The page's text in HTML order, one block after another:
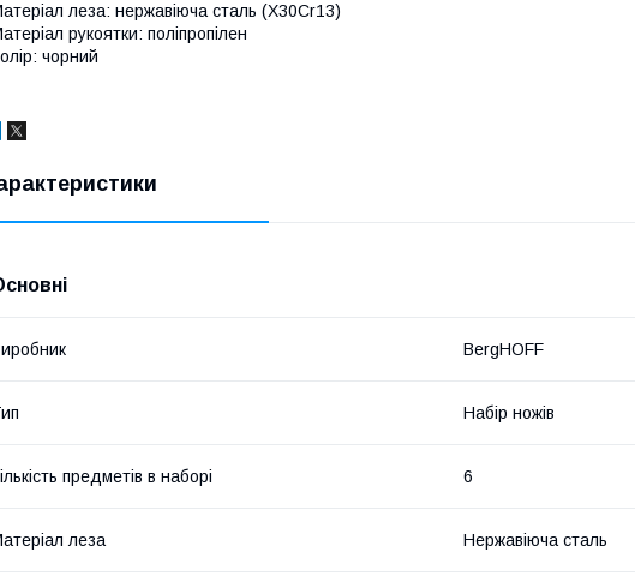
леза: нержавіюча сталь (X30Cr13)
рукоятки: поліпропілен
чорний
BergHOFF
Набір ножів
предметів в наборі 6
леза Нержавіюча сталь